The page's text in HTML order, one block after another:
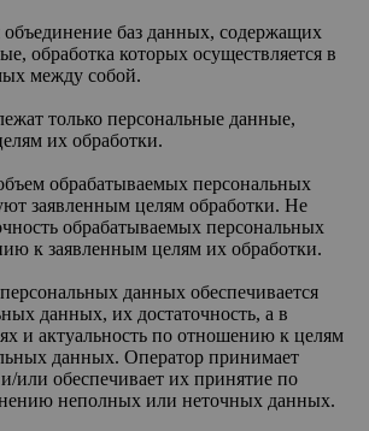
объединение баз данных, содержащих
обработка которых осуществляется в
между собой.
только персональные данные,
их обработки.
обрабатываемых персональных
заявленным целям обработки. Не
обрабатываемых персональных
к заявленным целям их обработки.
данных обеспечивается
данных, их достаточность, а в
и актуальность по отношению к целям
данных. Оператор принимает
или обеспечивает их принятие по
неполных или неточных данных.